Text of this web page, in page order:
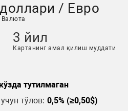
/ Евро
Валюта
3 йил
Картанинг амал қилиш муддати
кўзда тутилмаган
тўлов: 0,5% (≥0,50$)